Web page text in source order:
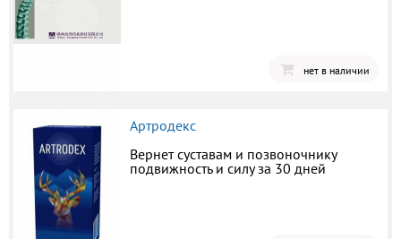
нет в наличии
Артродекс
Вернет суставам и позвоночнику
подвижность и силу за 30 дней